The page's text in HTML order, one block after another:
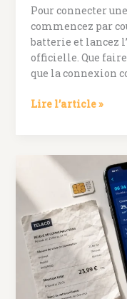
Pour connecter
commencez par
batterie et lancez
officielle. Que
que la connexion
Bluetooth
connectée
mode
avion,
application
officielle
et
appairage
sans
Lire l’article »